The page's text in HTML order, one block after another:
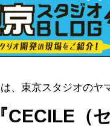
、東京スタジオのヤ
『CECILE（